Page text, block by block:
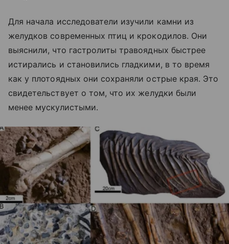
Для начала исследователи изучили камни из
желудков современных птиц и крокодилов. Они
выяснили, что гастролиты травоядных быстрее
истирались и становились гладкими, в то время
как у плотоядных они сохраняли острые края. Это
свидетельствует о том, что их желудки были
менее мускулистыми.